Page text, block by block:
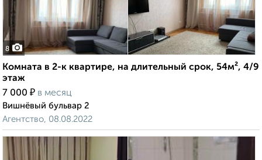
8
Комната в 2-к квартире, на длительный срок, 54м², 4/9
этаж
7 000 ₽ в месяц
Вишнёвый бульвар 2
Агентство, 08.08.2022